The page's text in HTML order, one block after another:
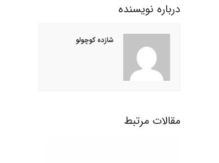
درباره نويسنده
شازده کوچولو
مقالات مرتبط